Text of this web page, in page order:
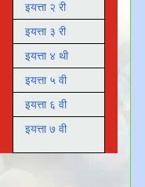
इयत्ता २ री
इयत्ता ३ री
इयत्ता ४ थी
इयत्ता ५ वी
इयत्ता ६ वी
इयत्ता ७ वी